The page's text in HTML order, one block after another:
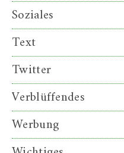
Soziales
Text
Twitter
Verblüffendes
Werbung